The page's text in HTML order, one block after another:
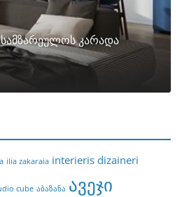
კარადა
ilia zakaraia interieris dizaineri
cube აბაზანა ავეჯი